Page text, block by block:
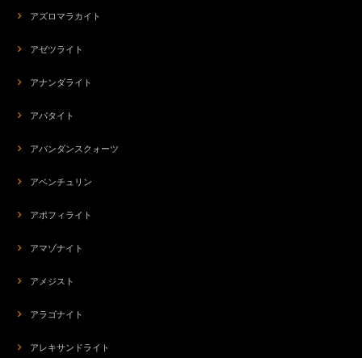
2026/07/20
ざいました⭐
アズロマラカイト
アゼツライト
アナンダライト
アパタイト
アバンダンスクォーツ
アベンチュリン
アポフィライト
アマゾナイト
アメジスト
アラゴナイト
アレキサンドライト